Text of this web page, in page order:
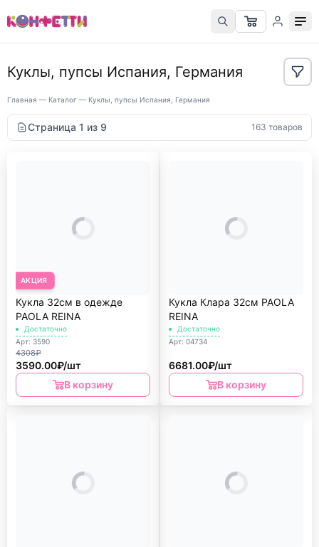
Куклы, пупсы Испания, Германия
Главная — Каталог — Куклы, пупсы Испания, Германия
Страница 1 из 9 163 товаров
АКЦИЯ
Кукла 32см в одежде
PAOLA REINA
Достаточно
Арт: 3590
4308₽
3590.00₽/шт
В корзину
Кукла Клара 32см PAOLA
REINА
Достаточно
Арт: 04734
6681.00₽/шт
В корзину